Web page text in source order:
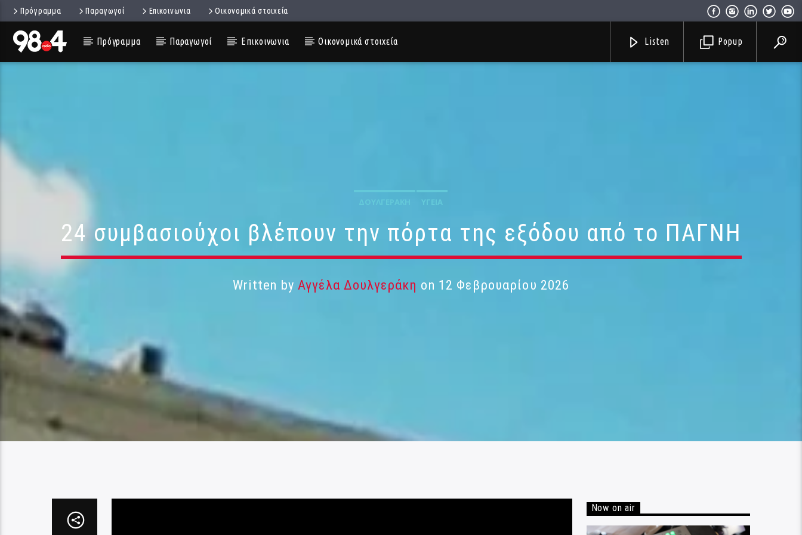
Πρόγραμμα Παραγωγοί Επικοινωνια Οικονομικά στοιχεία
Πρόγραμμα Παραγωγοί Επικοινωνια Οικονομικά στοιχεία Popup
Listen
ΥΓΕΊΑ
24 συμβασιούχοι βλέπουν την πόρτα της εξόδου από το ΠΑΓΝΗ
Written byΑγγέλα Δουλγεράκη on 12 Φεβρουαρίου 2026
Now on air